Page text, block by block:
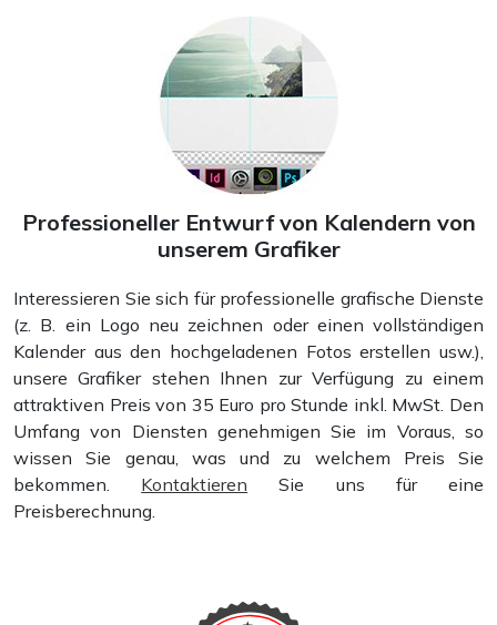
Professioneller Entwurf von Kalendern von
unserem Grafiker
Interessieren Sie sich für professionelle grafische Dienste
(z. B. ein Logo neu zeichnen oder einen vollständigen
Kalender aus den hochgeladenen Fotos erstellen usw.),
unsere Grafiker stehen Ihnen zur Verfügung zu einem
attraktiven Preis von 35 Euro pro Stunde inkl. MwSt. Den
Umfang von Diensten genehmigen Sie im Voraus, so
wissen Sie genau, was und zu welchem Preis Sie
bekommen. Kontaktieren Sie uns für eine
Preisberechnung.